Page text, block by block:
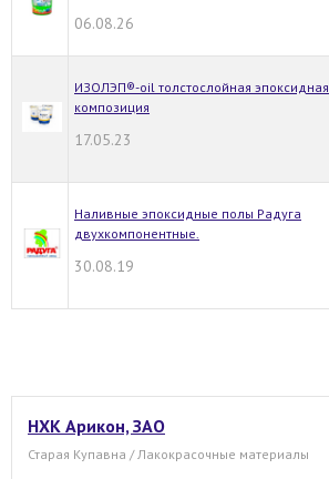
06.08.26
ИЗОЛЭП®-oil толстослойная эпоксидная
композиция
17.05.23
Наливные эпоксидные полы Радуга
двухкомпонентные.
30.08.19
НХК Арикон, ЗАО
Старая Купавна / Лакокрасочные материалы